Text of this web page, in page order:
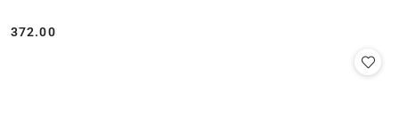
Cena:
372.00